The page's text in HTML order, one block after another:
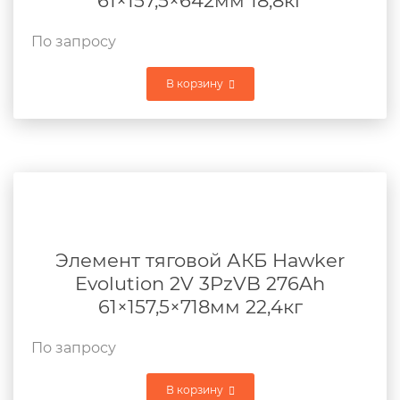
По запросу
В корзину
Элемент тяговой АКБ Hawker
Evolution 2V 3PzVB 276Ah
61×157,5×718мм 22,4кг
По запросу
В корзину